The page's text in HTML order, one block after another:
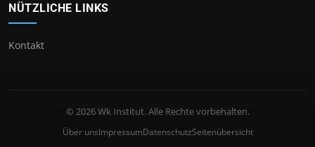
NÜTZLICHE LINKS
Kontakt
© 2026 Wk Institut. Alle Rechte vorbehalten.
Über unsImpressumDatenschutzSeitenübersicht